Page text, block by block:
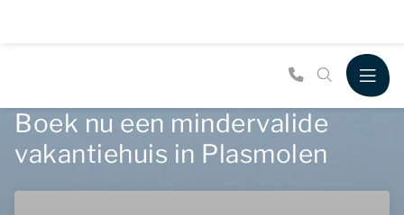
Boek nu een mindervalide
vakantiehuis in Plasmolen